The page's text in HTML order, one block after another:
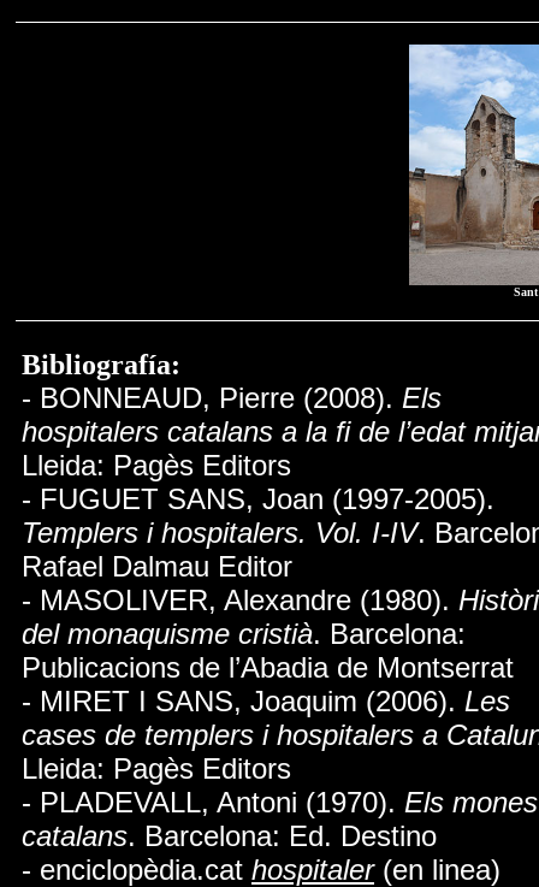
Bibliografía:
- BONNEAUD, Pierre (2008). Els
hospitalers catalans a la fi de l’edat
Lleida: Pagès Editors
- FUGUET SANS, Joan (1997-2005).
Templers i hospitalers. Vol. I-IV.
Rafael Dalmau Editor
- MASOLIVER, Alexandre (1980).
del monaquisme cristià. Barcelona:
Publicacions de l’Abadia de Montserrat
- MIRET I SANS, Joaquim (2006). Les
cases de templers i hospitalers a
Lleida: Pagès Editors
- PLADEVALL, Antoni (1970). Els
catalans. Barcelona: Ed. Destino
- enciclopèdia.cat hospitaler(en linea)